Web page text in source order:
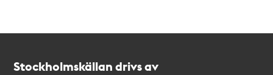
Stockholmskällan drivs av